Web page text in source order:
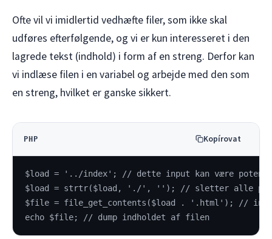
Ofte vil vi imidlertid vedhæfte filer, som ikke skal
udføres efterfølgende, og vi er kun interesseret i den
lagrede tekst (indhold) i form af en streng. Derfor kan
vi indlæse filen i en variabel og arbejde med den som
en streng, hvilket er ganske sikkert.
PHP Kopírovat
$load = '../index'; // dette input kan være
$load = strtr($load, './', ''); // sletter alle
$file = file_get_contents($load . '.html'); //
echo $file; // dump indholdet af filen